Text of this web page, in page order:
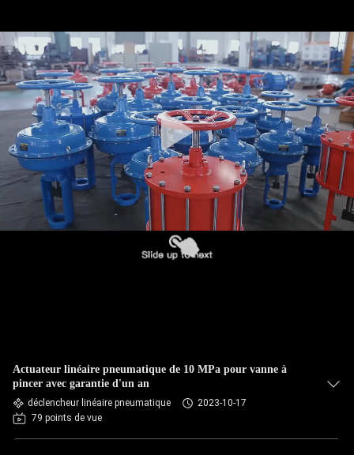
Actuateur linéaire pneumatique de 10 MPa pour vanne à
pincer avec garantie d'un an
déclencheur linéaire pneumatique
2023-10-17
79 points de vue